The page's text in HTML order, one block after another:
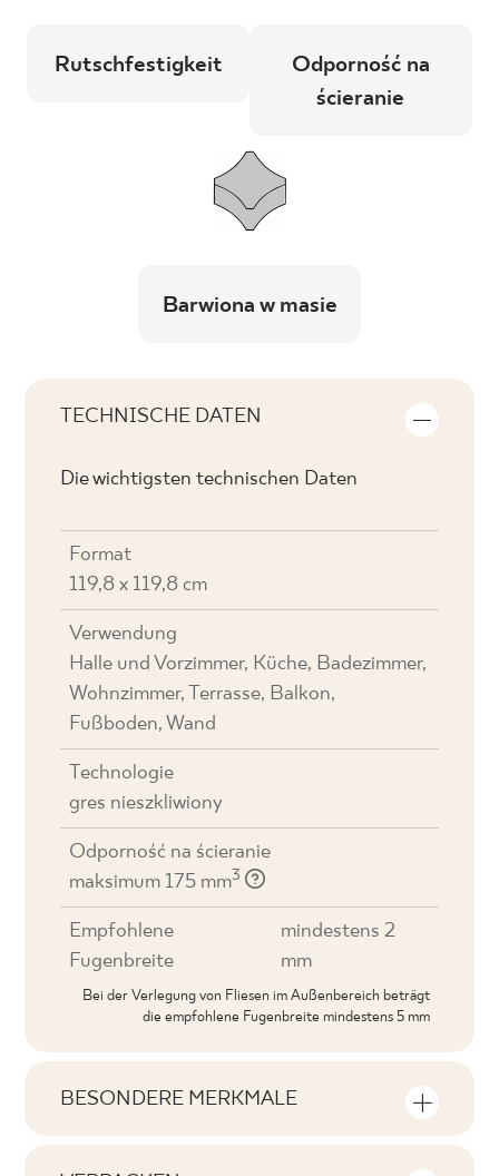
Rutschfestigkeit
Odporność na
ścieranie
Barwiona w masie
TECHNISCHE DATEN
Die wichtigsten technischen Daten
Format
119,8 x 119,8 cm
Verwendung
Halle und Vorzimmer, Küche, Badezimmer,
Wohnzimmer, Terrasse, Balkon,
Fußboden, Wand
Technologie
gres nieszkliwiony
Odporność na ścieranie
maksimum 175 mm3
Empfohlene
Fugenbreite
mindestens 2
mm
Bei der Verlegung von Fliesen im Außenbereich beträgt
die empfohlene Fugenbreite mindestens 5 mm
BESONDERE MERKMALE